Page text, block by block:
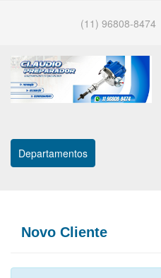
(11) 96808-8474
Departamentos
Novo Cliente